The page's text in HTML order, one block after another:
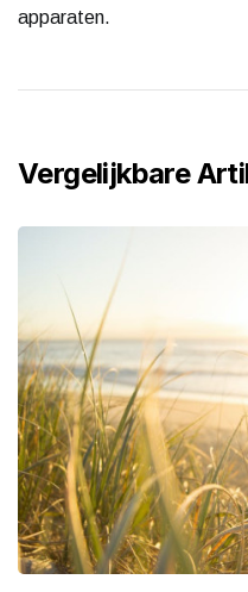
apparaten.
Vergelijkbare